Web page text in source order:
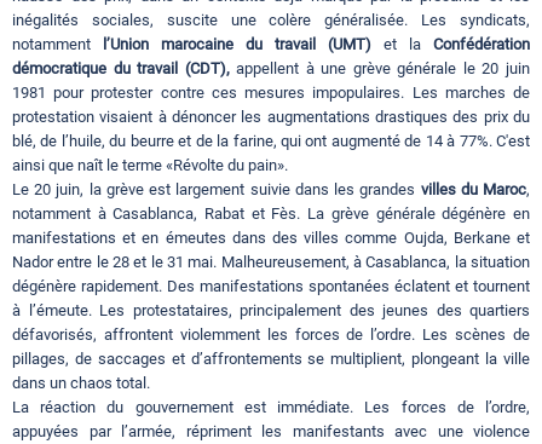
inégalités sociales, suscite une colère généralisée. Les syndicats,
notamment
l’Union marocaine du travail (UMT) et la Confédération
démocratique du travail (CDT),appellent à une grève générale le 20 juin
1981 pour protester contre ces mesures impopulaires. Les marches de
protestation visaient à dénoncer les augmentations drastiques des prix du
blé, de l’huile, du beurre et de la farine, qui ont augmenté de 14 à 77%. C'est
ainsi que naît le terme «Révolte du pain».
Le 20 juin, la grève est largement suivie dans les grandes villes du Maroc,
notamment à Casablanca, Rabat et Fès. La grève générale dégénère en
manifestations et en émeutes dans des villes comme Oujda, Berkane et
Nador entre le 28 et le 31 mai. Malheureusement, à Casablanca, la situation
dégénère rapidement. Des manifestations spontanées éclatent et tournent
à l’émeute. Les protestataires, principalement des jeunes des quartiers
défavorisés, affrontent violemment les forces de l’ordre. Les scènes de
pillages, de saccages et d’affrontements se multiplient, plongeant la ville
dans un chaos total.
La réaction du gouvernement est immédiate. Les forces de l’ordre,
appuyées par l’armée, répriment les manifestants avec une violence